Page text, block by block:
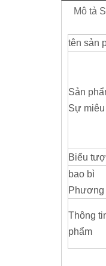
Mô tả
tên sản
Sản
Sự miêu
Biểu
bao bì
Phương
Thông
phẩm